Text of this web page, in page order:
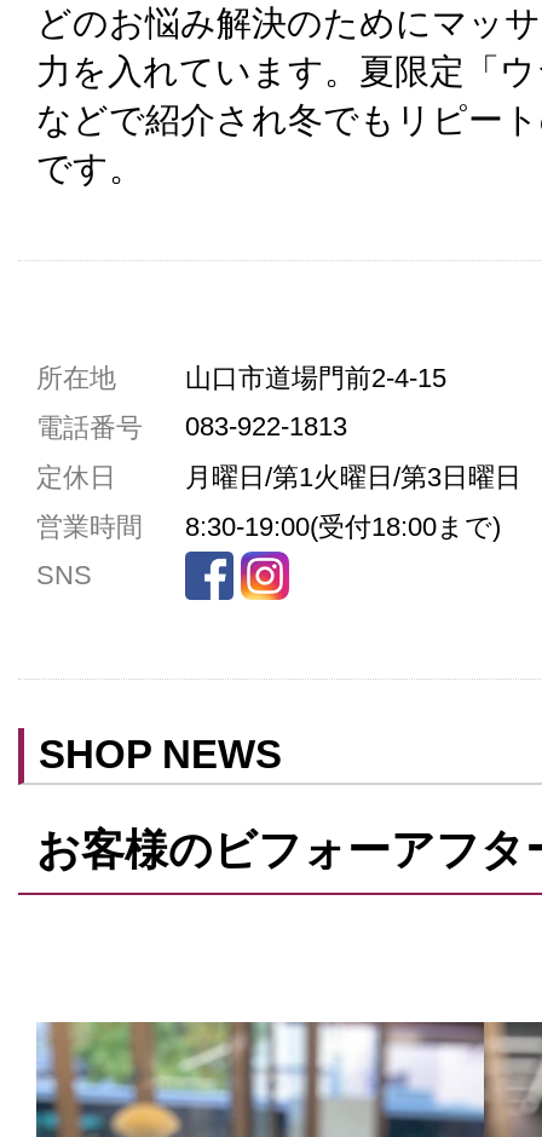
どのお悩み解決のためにマッ
力を入れています。夏限定「
などで紹介され冬でもリピー
です。
共通駐車券加盟店
駐車場5台まで
共用トイレ
女性用トイレ
禁煙
予約可
所在地
山口市道場門前2-4-15
電話番号
083-922-1813
定休日
月曜日/第1火曜日/第3日曜日
営業時間
8:30-19:00(受付18:00まで)
SNS
SHOP NEWS
お客様のビフォーアフタ